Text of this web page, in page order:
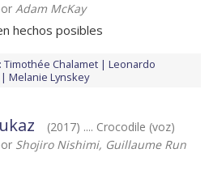
Adam McKay
hechos posibles
: Timothée Chalamet
Leonardo
Melanie Lynskey
(2017) .... Crocodile (voz)
Shojiro Nishimi, Guillaume Run